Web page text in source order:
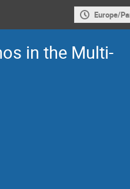
Europe/
in the Multi-